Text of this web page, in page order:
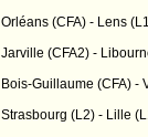
Orléans (CFA) - Lens
Jarville (CFA2) -
Bois-Guillaume (CFA) -
Strasbourg (L2) - Lille